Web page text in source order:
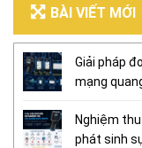
BÀI VIẾT MỚI
Giải pháp
mạng
Nghiệm
phát sinh